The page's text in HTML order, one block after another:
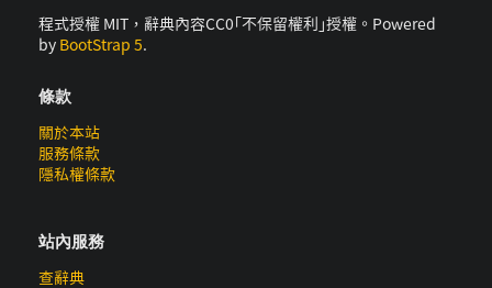
程式授權 MIT，辭典內容CC0｢不保留權利｣授權。Powered
by BootStrap 5.
條款
關於本站
服務條款
隱私權條款
站內服務
查辭典